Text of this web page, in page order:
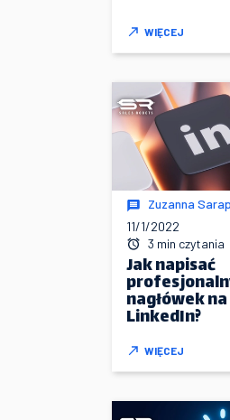
WIĘCEJ
Zuzanna
11/1/2022
3 min czytania
Jak napisać
nagłówek na
LinkedIn?
WIĘCEJ